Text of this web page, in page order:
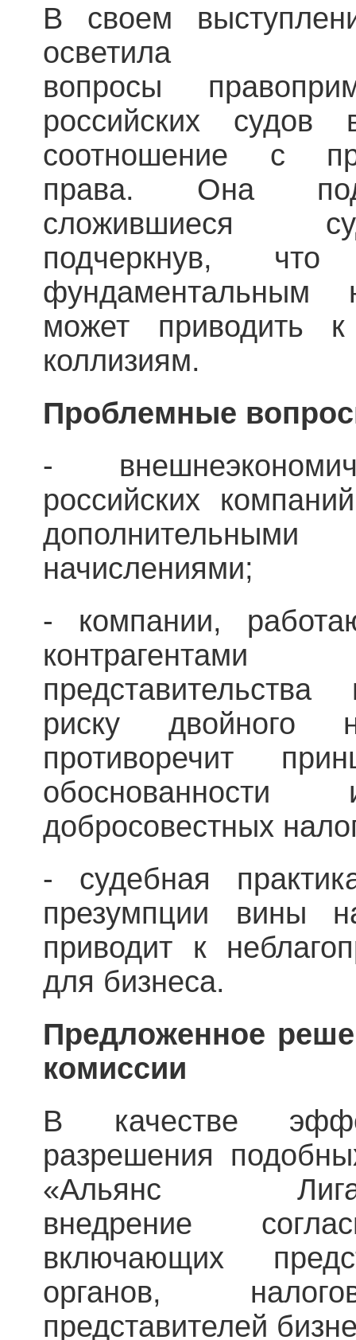
В своем
осветила
вопросы
российских
соотношение с
права. Она
сложившиеся
подчеркнув, что
фундаментальным
может приводить
коллизиям.
Проблемные
-
российских
начислениями;
- компании,
риску двойного
противоречит
добросовестных
- судебная
презумпции вины
приводит к
для бизнеса.
Предложенное
комиссии
В качестве
разрешения
«Альянс
внедрение
включающих
органов,
представителей